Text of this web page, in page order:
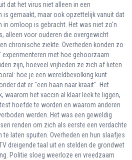
dat het virus niet alleen in een
is gemaakt, maar ook opzettelijk vanuit dat
in omloop is gebracht. Het was niet zo'n
alleen voor ouderen die overgewicht
chronische ziekte. Overheden konden zo
met hoe gehoorzaam
zijn, hoeveel vrijheden ze zich af lieten
hoe je een wereldbevolking kunt
dat er "een haan naar kraait". Het
waarom het vaccin al klaar leek te liggen,
hoefde te worden en waarom anderen
werden. Het was een geweldig
renden om zich als eerste een verdachte
te laten spuiten. Overheden en hun slaafjes
dreigende taal uit en stelden de grondwet
Politie sloeg weerloze en vreedzaam